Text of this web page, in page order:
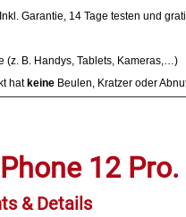
Inkl. Garantie, 14 Tage testen und
(z. B. Handys, Tablets, Kameras,…)
hatkeineBeulen, Kratzer oder
12
& Details